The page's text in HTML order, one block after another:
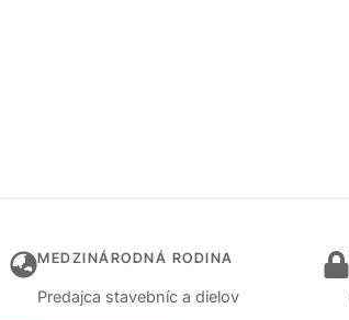
MEDZINÁRODNÁ RODINA
Predajca stavebníc a dielov